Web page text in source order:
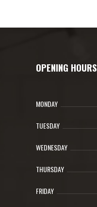
OPENING HOURS
MONDAY
TUESDAY
WEDNESDAY
THURSDAY
FRIDAY